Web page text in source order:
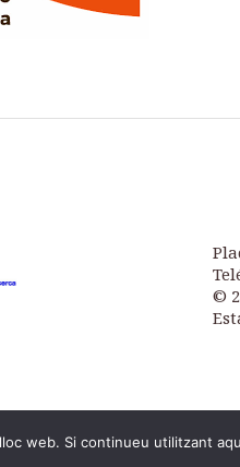
©
web. Si continueu utilitzant